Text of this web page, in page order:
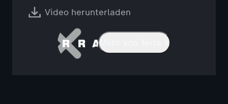
Video herunterladen
Mehr von Terra X